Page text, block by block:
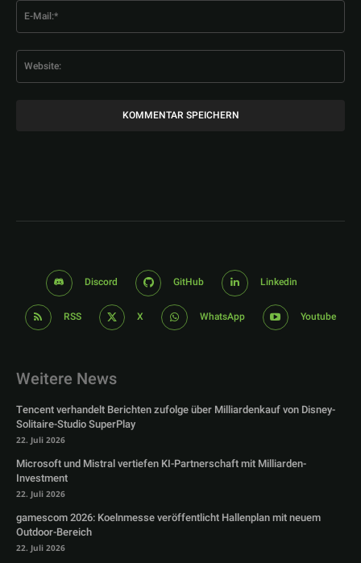
Discord GitHub Linkedin
RSS X WhatsApp Youtube
Weitere News
Tencent verhandelt Berichten zufolge über Milliardenkauf von Disney-
Solitaire-Studio SuperPlay
22. Juli 2026
Microsoft und Mistral vertiefen KI-Partnerschaft mit Milliarden-
Investment
22. Juli 2026
gamescom 2026: Koelnmesse veröffentlicht Hallenplan mit neuem
Outdoor-Bereich
22. Juli 2026